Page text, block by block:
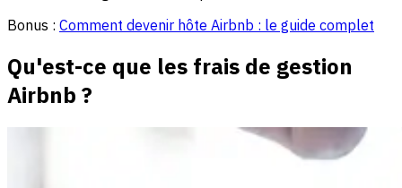
Bonus : Comment devenir hôte Airbnb : le guide complet
Qu'est-ce que les frais de gestion
Airbnb ?